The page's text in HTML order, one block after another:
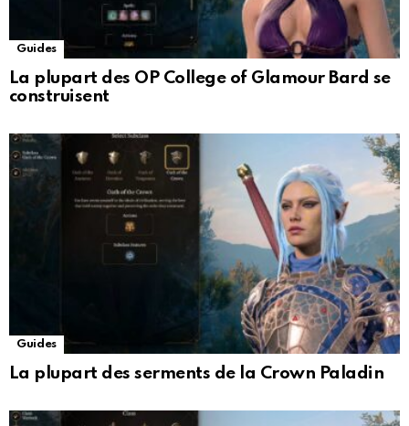
Guides
La plupart des OP College of Glamour Bard se
construisent
Guides
La plupart des serments de la Crown Paladin